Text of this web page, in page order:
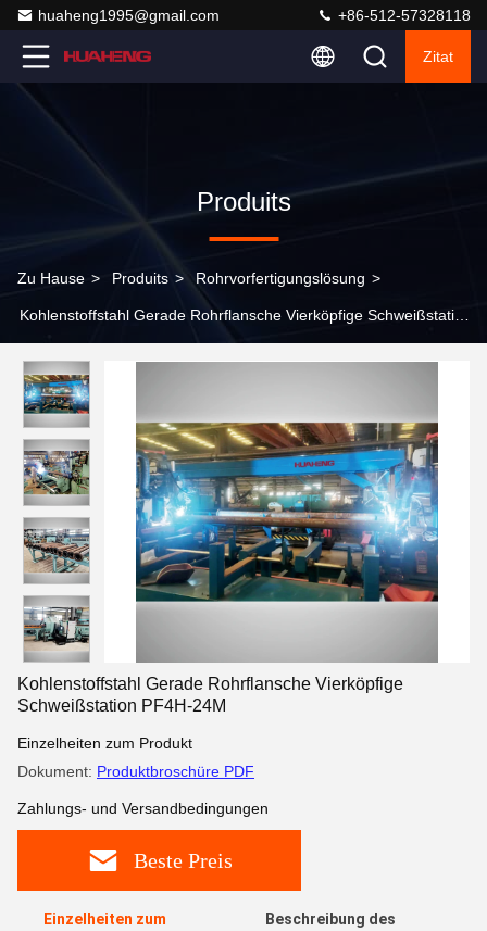
huaheng1995@gmail.com +86-512-57328118
Zitat
Produits
Zu Hause > Produits > Rohrvorfertigungslösung >
Kohlenstoffstahl Gerade Rohrflansche Vierköpfige Schweißstation
Kohlenstoffstahl Gerade Rohrflansche Vierköpfige
Schweißstation PF4H-24M
Einzelheiten zum Produkt
Dokument: Produktbroschüre PDF
Zahlungs- und Versandbedingungen
Beste Preis
Einzelheiten zum
Beschreibung des